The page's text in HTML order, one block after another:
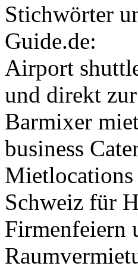
Stichwörter
Guide.de:
Airport
und direkt
Barmixer
business
Mietlocations
Schweiz für
Firmenfeiern